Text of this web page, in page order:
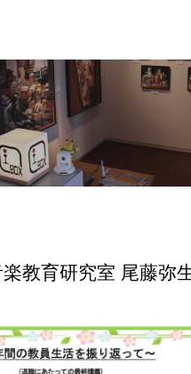
楽教育研究室 尾藤弥